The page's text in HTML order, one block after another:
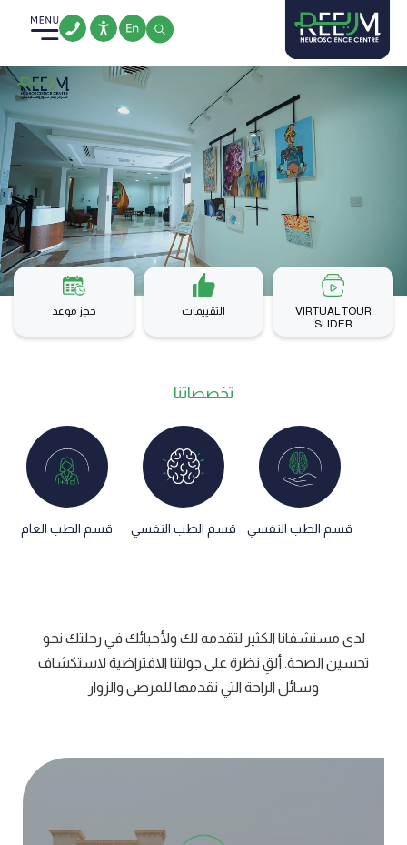
content
VIRTUAL TOUR
SLIDER
حجز موعد التقييمات
تخصصاتنا
قسم الطب النفسي​ قسم الطب النفسي​ قسم الطب العام
لدى مستشفانا الكثير لتقدمه لك ولأحبائك في رحلتك نحو
تحسين الصحة. ألقِ نظرة على جولتنا الافتراضية لاستكشاف
وسائل الراحة التي نقدمها للمرضى والزوار